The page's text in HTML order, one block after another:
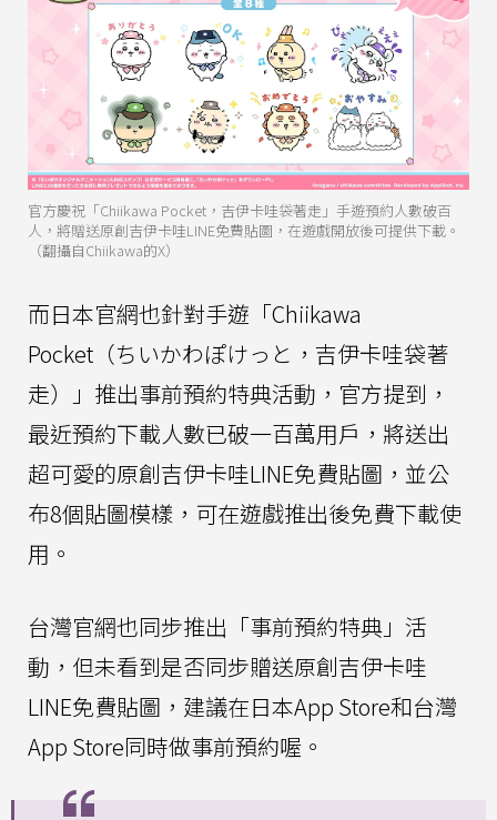
官方慶祝「Chiikawa Pocket，吉伊卡哇袋著走」手遊預約人數破百
人，將贈送原創吉伊卡哇LINE免費貼圖，在遊戲開放後可提供下載。
（翻攝自Chiikawa的X）
而日本官網也針對手遊「Chiikawa
Pocket（ちいかわぽけっと，吉伊卡哇袋著
走）」推出事前預約特典活動，官方提到，
最近預約下載人數已破一百萬用戶，將送出
超可愛的原創吉伊卡哇LINE免費貼圖，並公
布8個貼圖模樣，可在遊戲推出後免費下載使
用。
台灣官網也同步推出「事前預約特典」活
動，但未看到是否同步贈送原創吉伊卡哇
LINE免費貼圖，建議在日本App Store和台灣
App Store同時做事前預約喔。